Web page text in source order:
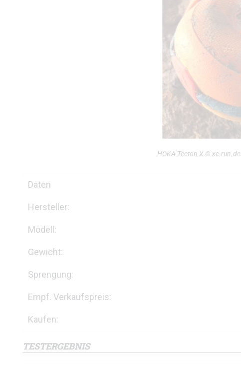
HOKA Tecton X © xc-run.de
Daten
Hersteller:
Modell:
Gewicht:
Sprengung:
Empf. Verkaufspreis:
Kaufen:
TESTERGEBNIS